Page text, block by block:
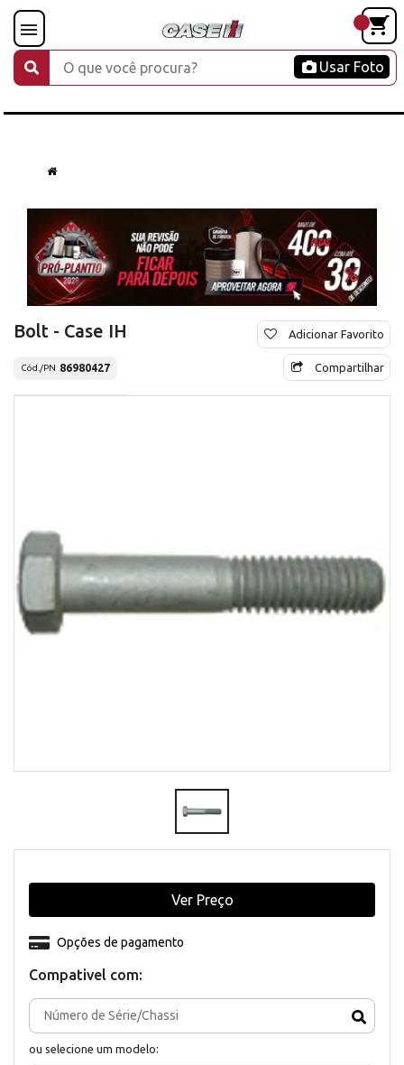
Usar Foto
Bolt - Case IH
Cód./PN 86980427
Adicionar Favorito
Compartilhar
Compativel com:
ou selecione um modelo:
Opções de pagamento
Ver Preço